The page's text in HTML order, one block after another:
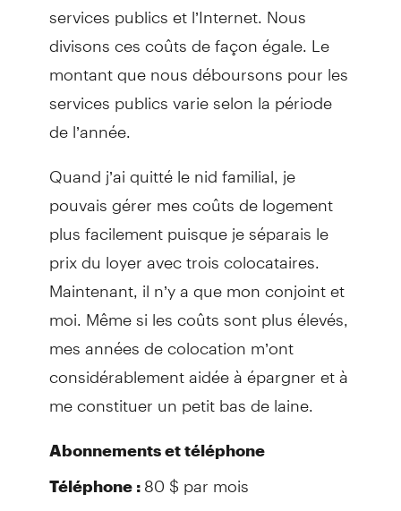
services publics et l’Internet. Nous
divisons ces coûts de façon égale. Le
montant que nous déboursons pour les
services publics varie selon la période
de l’année.
Quand j’ai quitté le nid familial, je
pouvais gérer mes coûts de logement
plus facilement puisque je séparais le
prix du loyer avec trois colocataires.
Maintenant, il n’y a que mon conjoint et
moi. Même si les coûts sont plus élevés,
mes années de colocation m’ont
considérablement aidée à épargner et à
me constituer un petit bas de laine.
Abonnements et téléphone
Téléphone : 80 $ par mois